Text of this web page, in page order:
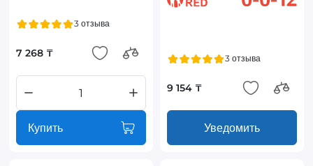
3 отзыва
7 268 ₸
Купить
3 отзыва
9 154 ₸
Уведомить